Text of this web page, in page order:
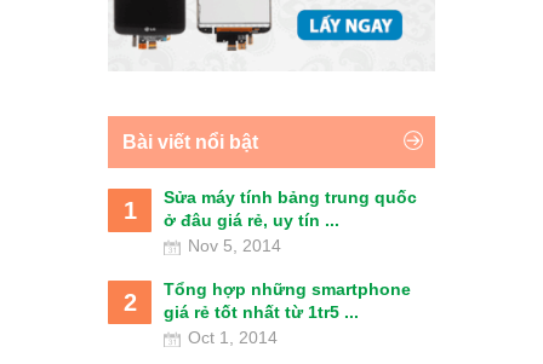
Bài viết nổi bật
1
Sửa máy tính bảng trung quốc
ở đâu giá rẻ, uy tín ...
Nov 5, 2014
2
Tổng hợp những smartphone
giá rẻ tốt nhất từ 1tr5 ...
Oct 1, 2014